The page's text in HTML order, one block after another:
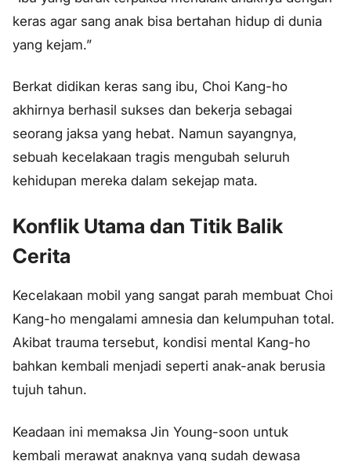
keras agar sang anak bisa bertahan hidup di dunia
yang kejam.”
Berkat didikan keras sang ibu, Choi Kang-ho
akhirnya berhasil sukses dan bekerja sebagai
seorang jaksa yang hebat. Namun sayangnya,
sebuah kecelakaan tragis mengubah seluruh
kehidupan mereka dalam sekejap mata.
Konflik Utama dan Titik Balik
Cerita
Kecelakaan mobil yang sangat parah membuat Choi
Kang-ho mengalami amnesia dan kelumpuhan total.
Akibat trauma tersebut, kondisi mental Kang-ho
bahkan kembali menjadi seperti anak-anak berusia
tujuh tahun.
Keadaan ini memaksa Jin Young-soon untuk
kembali merawat anaknya yang sudah dewasa